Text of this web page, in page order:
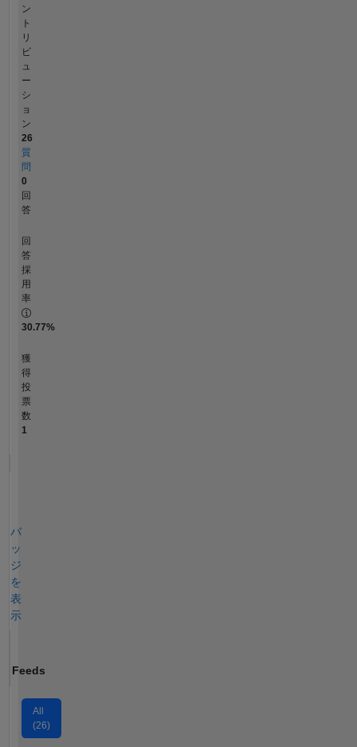
ン
ト
リ
ビ
ュ
ー
シ
ョ
ン
26
質
問
0
回
答
回
答
採
用
率
30.77%
獲
得
投
票
数
1
バ
ッ
ジ
を
表
示
Feeds
All
(26)